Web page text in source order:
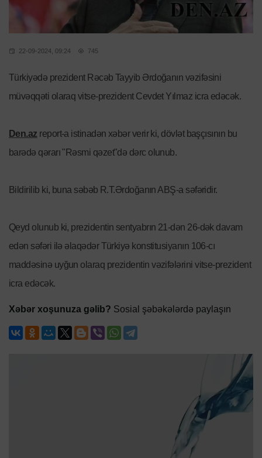
22-09-2024, 09:24 745
Türkiyədə prezident Rəcəb Tayyib Ərdoğanın vəzifəsini
müvəqqəti olaraq vitse-prezident Cevdet Yılmaz icra edəcək.
Den.az report-a istinadən xəbər verir ki, dövlət başçısının bu
barədə qərarı "Rəsmi qəzet"də dərc olunub.
Bildirilib ki, buna səbəb R.T.Ərdoğanın ABŞ-a səfəridir.
Qeyd olunub ki, prezidentin sentyabrın 21-dən 26-dək davam
edən səfəri ilə əlaqədər Türkiyə konstitusiyanın 106-cı
maddəsinə uyğun olaraq prezidentin vəzifələrini vitse-prezident
icra edəcək.
Xəbər xoşunuza gəlib? Sosial şəbəkələrdə paylaşın